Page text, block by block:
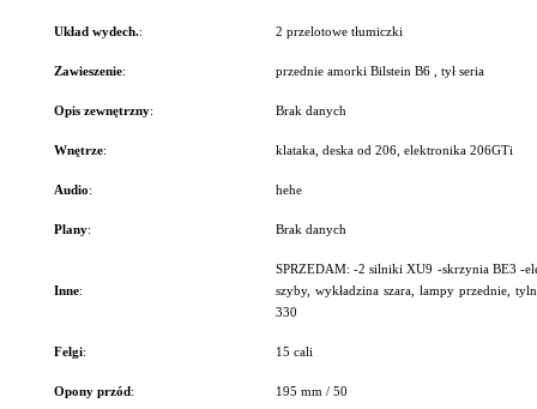
Układ wydech.: 2 przelotowe tłumiczki
Zawieszenie: przednie amorki Bilstein B6 , tył seria
Opis zewnętrzny: Brak danych
Wnętrze: klataka, deska od 206, elektronika 206GTi
Audio: hehe
Plany: Brak danych
Inne:
SPRZEDAM: -2 silniki XU9 -skrzynia BE3 -
szyby, wykładzina szara, lampy przednie,
330
Felgi: 15 cali
Opony przód: 195 mm / 50